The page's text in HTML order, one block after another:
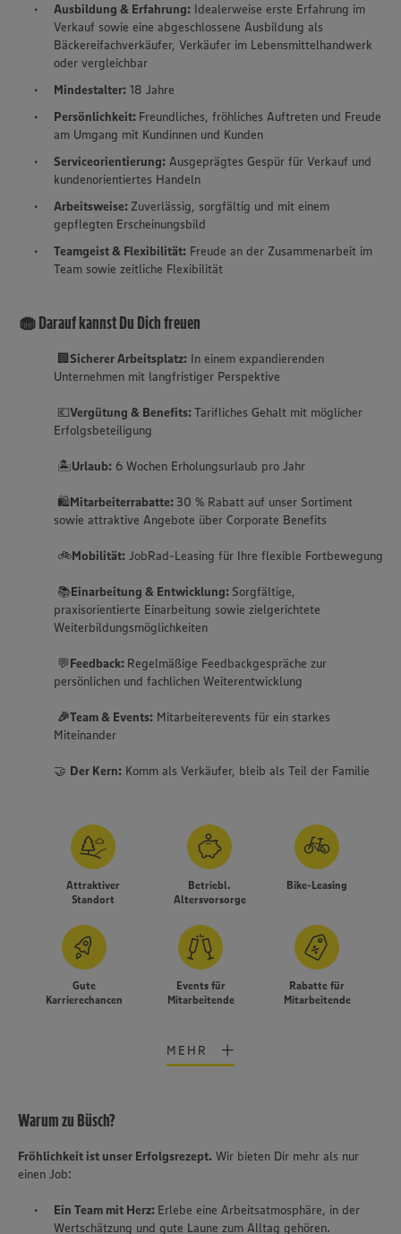
ein bestmögliches Nutzungserlebnis unserer Website zu
ermöglichen. Wir verwenden Ihre Daten, um unsere
Ausbildung & Erfahrung: Idealerweise erste Erfahrung im
Verkauf sowie eine abgeschlossene Ausbildung als
Bäckereifachverkäufer, Verkäufer im Lebensmittelhandwerk
oder vergleichbar
Mindestalter: 18 Jahre
Persönlichkeit: Freundliches, fröhliches Auftreten und Freude
am Umgang mit Kundinnen und Kunden
Serviceorientierung: Ausgeprägtes Gespür für Verkauf und
kundenorientiertes Handeln
Arbeitsweise: Zuverlässig, sorgfältig und mit einem
gepflegten Erscheinungsbild
Teamgeist & Flexibilität: Freude an der Zusammenarbeit im
Team sowie zeitliche Flexibilität
🧁 Darauf kannst Du Dich freuen
🏢Sicherer Arbeitsplatz: In einem expandierenden
Unternehmen mit langfristiger Perspektive
💶Vergütung & Benefits:Tarifliches Gehalt mit möglicher
Erfolgsbeteiligung
🏝️Urlaub: 6 Wochen Erholungsurlaub pro Jahr
🛍️Mitarbeiterrabatte: 30 % Rabatt auf unser Sortiment
sowie attraktive Angebote über Corporate Benefits
🚲Mobilität: JobRad-Leasing für Ihre flexible Fortbewegung
📚Einarbeitung & Entwicklung: Sorgfältige,
praxisorientierte Einarbeitung sowie zielgerichtete
Weiterbildungsmöglichkeiten
💬Feedback: Regelmäßige Feedbackgespräche zur
persönlichen und fachlichen Weiterentwicklung
🎉Team & Events: Mitarbeiterevents für ein starkes
Miteinander
🤝 Der Kern: Komm als Verkäufer, bleib als Teil der Familie
Attraktiver
Standort
Betriebl.
Altersvorsorge
Bike-Leasing
Gute
Karrierechancen
Events für
Mitarbeitende
Rabatte für
Mitarbeitende
MEHR
Warum zu Büsch?
Fröhlichkeit ist unser Erfolgsrezept. Wir bieten Dir mehr als nur
einen Job:
Ein Team mit Herz: Erlebe eine Arbeitsatmosphäre, in der
Wertschätzung und gute Laune zum Alltag gehören.